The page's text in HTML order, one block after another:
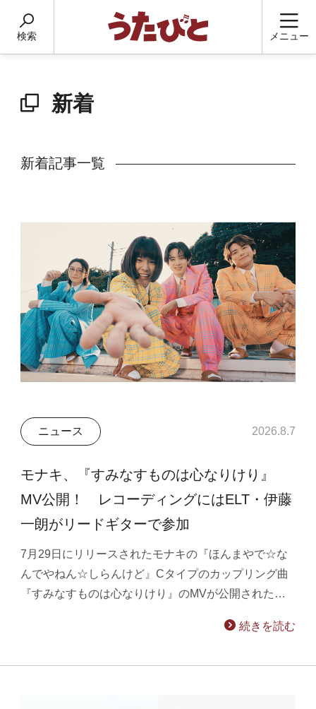
検索 メニュー
新着
新着記事一覧
ニュース 2026.8.7
モナキ、『すみなすものは心なりけり』
MV公開！ レコーディングにはELT・伊藤
一朗がリードギターで参加
7月29日にリリースされたモナキの『ほんまやで☆な
んでやねん☆しらんけど』Cタイプのカップリング曲
『すみなすものは心なりけり』のMVが公開された…
続きを読む